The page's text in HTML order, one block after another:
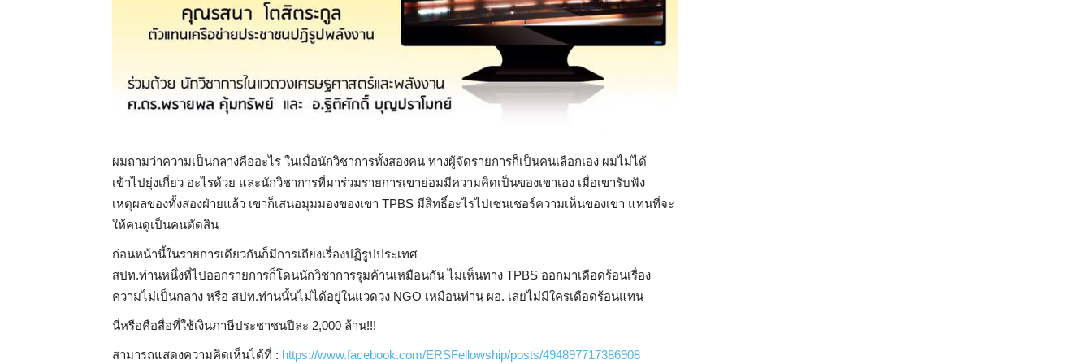
ผมถามว่าความเป็นกลางคืออะไร ในเมื่อนักวิชาการทั้งสองคน ทางผู้จัดรายการก็เป็นคนเลือกเอง ผมไม่ได้
เข้าไปยุ่งเกี่ยว อะไรด้วย และนักวิชาการที่มาร่วมรายการเขาย่อมมีความคิดเป็นของเขาเอง เมื่อเขารับฟัง
เหตุผลของทั้งสองฝ่ายแล้ว เขาก็เสนอมุมมองของเขา TPBS มีสิทธิ์อะไรไปเซนเชอร์ความเห็นของเขา แทนที่จะ
ให้คนดูเป็นคนตัดสิน
ก่อนหน้านี้ในรายการเดียวกันก็มีการเถียงเรื่องปฏิรูปประเทศ
สปท.ท่านหนึ่งที่ไปออกรายการก็โดนนักวิชาการรุมค้านเหมือนกัน ไม่เห็นทาง TPBS ออกมาเดือดร้อนเรื่อง
ความไม่เป็นกลาง หรือ สปท.ท่านนั้นไม่ได้อยู่ในแวดวง NGO เหมือนท่าน ผอ. เลยไม่มีใครเดือดร้อนแทน
นี่หรือคือสื่อที่ใช้เงินภาษีประชาชนปีละ 2,000 ล้าน!!!
สามารถแสดงความคิดเห็นได้ที่ : https://www.facebook.com/ERSFellowship/posts/494897717386908